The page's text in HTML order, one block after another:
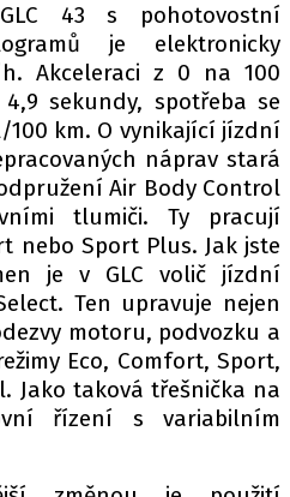
na autoroad.cz
KODEX
/ COOKIES
autoroad.cz je
s.r.o., IČ: 118 23 054
43 s pohotovostní
je elektronicky
Akceleraci z 0 na 100
sekundy, spotřeba se
km. O vynikající jízdní
náprav stará
Air Body Control
tlumiči. Ty pracují
nebo Sport Plus. Jak jste
je v GLC volič jízdní
Ten upravuje nejen
motoru, podvozku a
Eco, Comfort, Sport,
Jako taková třešnička na
řízení s variabilním